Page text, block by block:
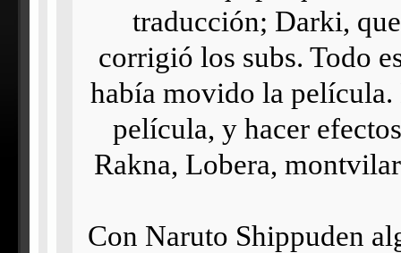
traducción; Darki,
corrigió los subs. Todo
había movido la película.
película, y hacer
Rakna, Lobera,
Con Naruto Shippuden